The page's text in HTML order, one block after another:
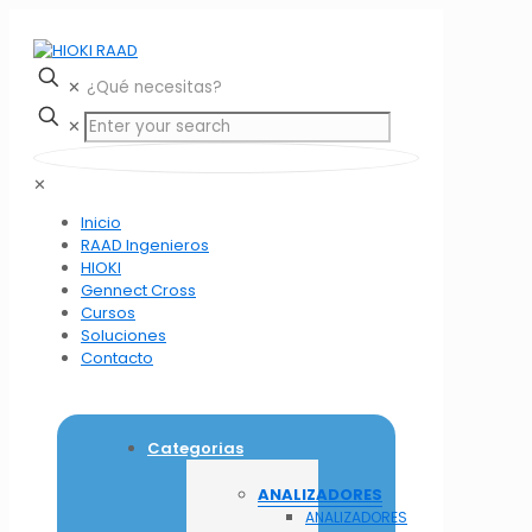
✕
✕
✕
Inicio
RAAD Ingenieros
HIOKI
Gennect Cross
Cursos
Soluciones
Contacto
Categorias
ANALIZADORES
ANALIZADORES